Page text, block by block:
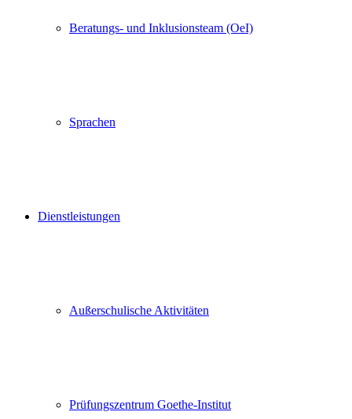
Beratungs- und Inklusionsteam (OeI)
Sprachen
Dienstleistungen
Außerschulische Aktivitäten
Prüfungszentrum Goethe-Institut